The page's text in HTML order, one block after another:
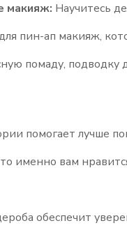
макияж: Научитесь
пин-ап макияж,
помаду, подводку
помогает лучше
именно вам
обеспечит